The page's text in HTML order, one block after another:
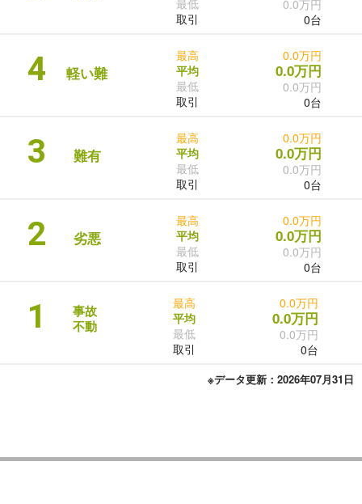
取引
0.0万円
0台
4 軽い難
最高
平均
最低
取引
0.0万円
0.0万円
0.0万円
0台
3 難有
最高
平均
最低
取引
0.0万円
0.0万円
0.0万円
0台
2 劣悪
最高
平均
最低
取引
0.0万円
0.0万円
0.0万円
0台
1
事故
不動
最高
平均
最低
取引
0.0万円
0.0万円
0.0万円
0台
※データ更新：2026年07月31日